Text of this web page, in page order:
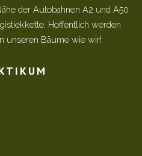
der Autobahnen A2 und A50
Hoffentlich werden
unseren Bäume wie wir!